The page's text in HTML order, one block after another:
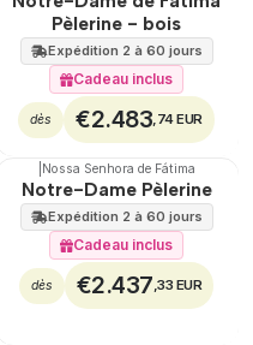
EXCLUSIF
Pèlerine - bois
Expédition 2 à 60 jours
Cadeau inclus
dès €2.483,74 EUR
🇵🇹
Nossa Senhora de Fátima
Notre-Dame Pèlerine
Expédition 2 à 60 jours
Cadeau inclus
dès €2.437,33 EUR